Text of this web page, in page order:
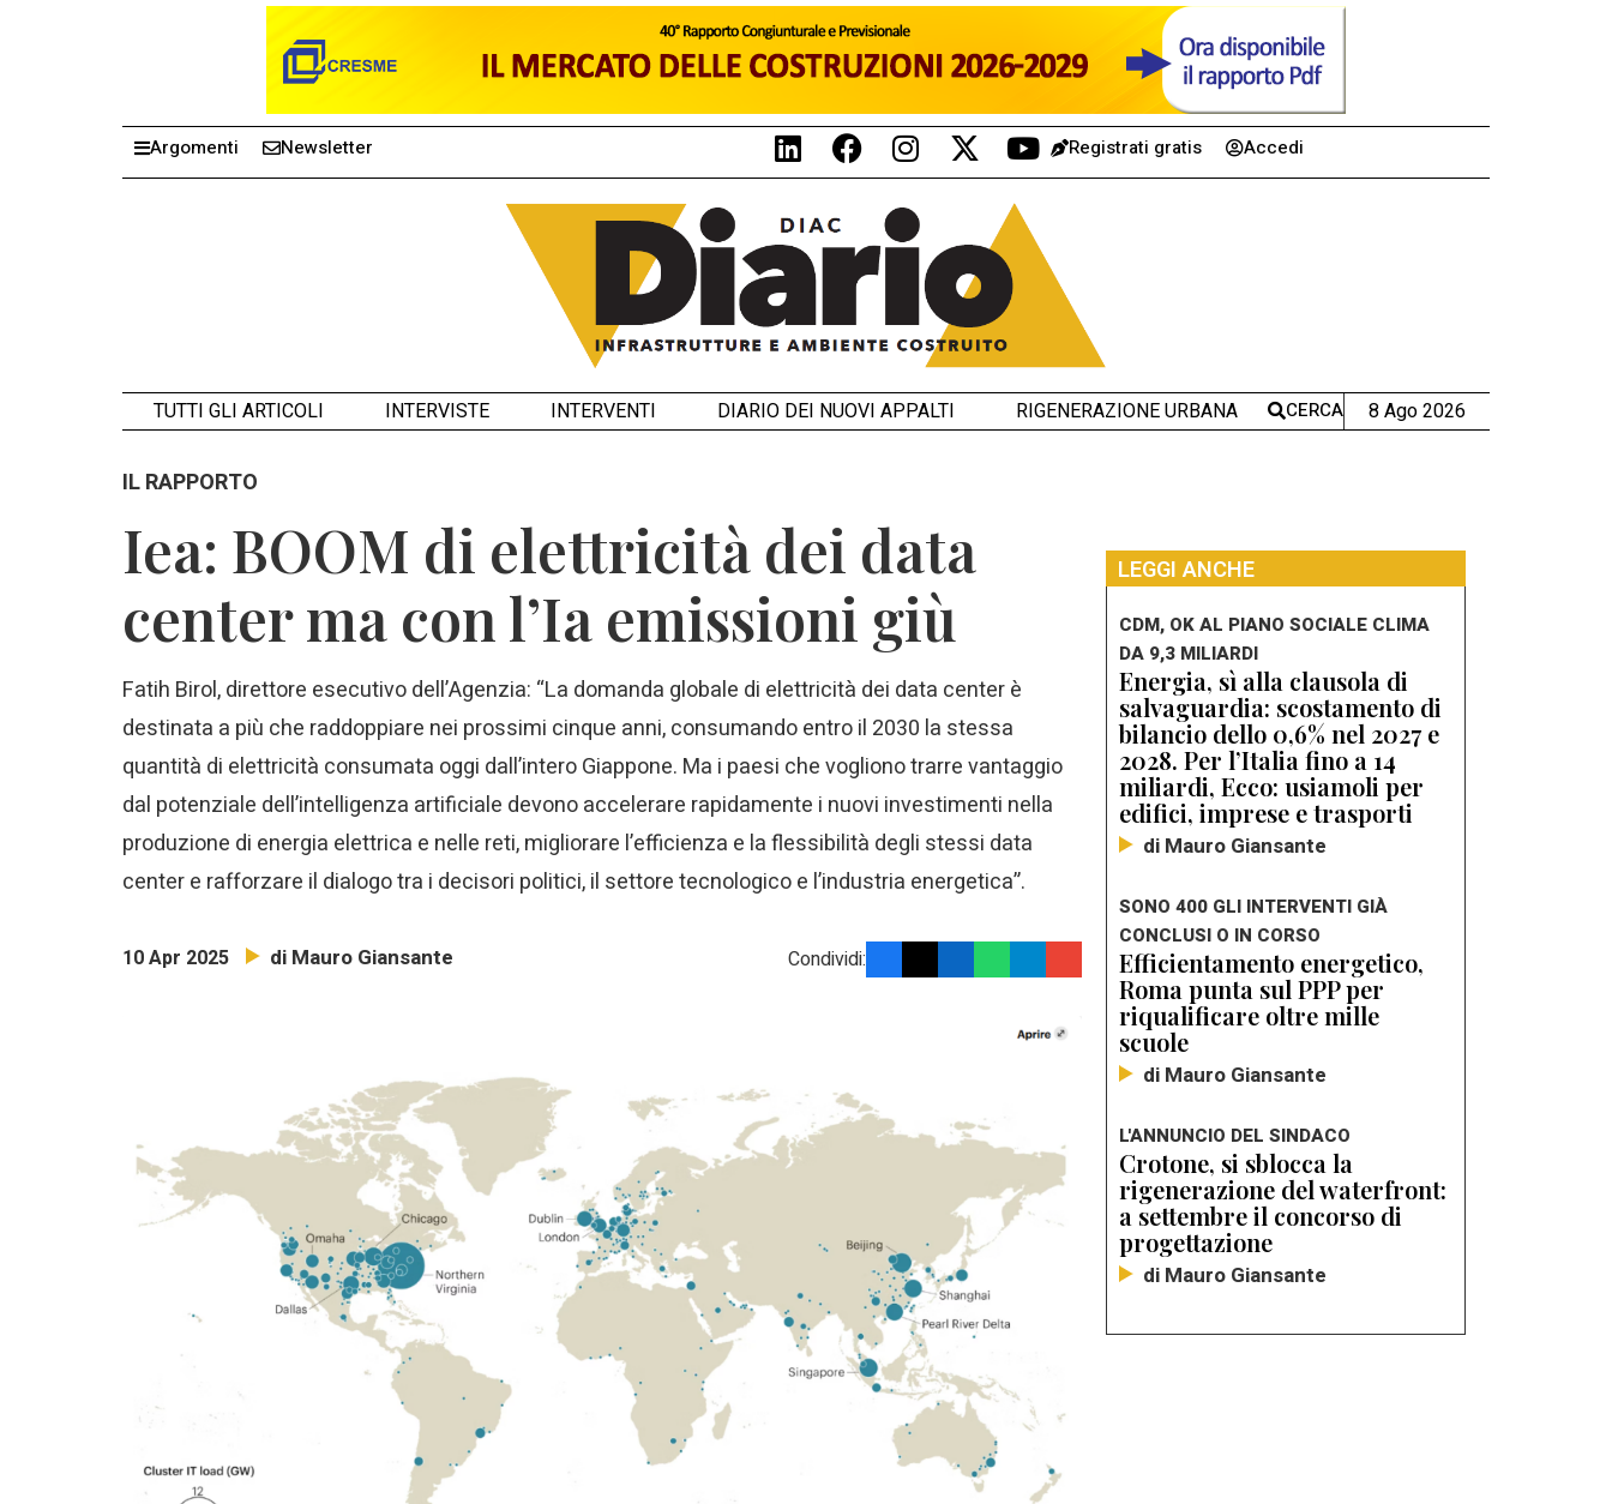
Argomenti Newsletter Registrati gratis Accedi
TUTTI GLI ARTICOLI INTERVISTE INTERVENTI DIARIO DEI NUOVI APPALTI RIGENERAZIONE URBANA CERCA 8 Ago 2026
IL RAPPORTO
Iea: BOOM di elettricità dei data
center ma con l’Ia emissioni giù
Fatih Birol, direttore esecutivo dell’Agenzia: “La domanda globale di elettricità dei data center è
destinata a più che raddoppiare nei prossimi cinque anni, consumando entro il 2030 la stessa
quantità di elettricità consumata oggi dall’intero Giappone. Ma i paesi che vogliono trarre vantaggio
dal potenziale dell’intelligenza artificiale devono accelerare rapidamente i nuovi investimenti nella
produzione di energia elettrica e nelle reti, migliorare l’efficienza e la flessibilità degli stessi data
center e rafforzare il dialogo tra i decisori politici, il settore tecnologico e l’industria energetica”.
10 Apr 2025 di Mauro Giansante Condividi:
LEGGI ANCHE
CDM, OK AL PIANO SOCIALE CLIMA
DA 9,3 MILIARDI
Energia, sì alla clausola di
salvaguardia: scostamento di
bilancio dello 0,6% nel 2027 e
2028. Per l’Italia fino a 14
miliardi, Ecco: usiamoli per
edifici, imprese e trasporti
di Mauro Giansante
SONO 400 GLI INTERVENTI GIÀ
CONCLUSI O IN CORSO
Efficientamento energetico,
Roma punta sul PPP per
riqualificare oltre mille
scuole
di Mauro Giansante
L'ANNUNCIO DEL SINDACO
Crotone, si sblocca la
rigenerazione del waterfront:
a settembre il concorso di
progettazione
di Mauro Giansante